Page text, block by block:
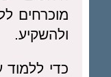
מוכרחים
ולהשקיע.
כדי ללמוד